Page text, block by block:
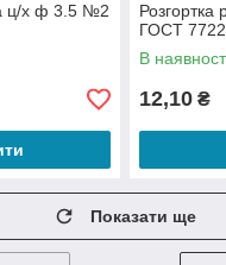
ц/х ф 3.5 №2
ГОСТ
В
12,10 ₴
Показати ще